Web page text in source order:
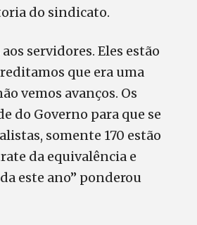
do sindicato.
servidores. Eles estão
que era uma
vemos avanços. Os
do Governo para que se
somente 170 estão
da equivalência e
este ano” ponderou